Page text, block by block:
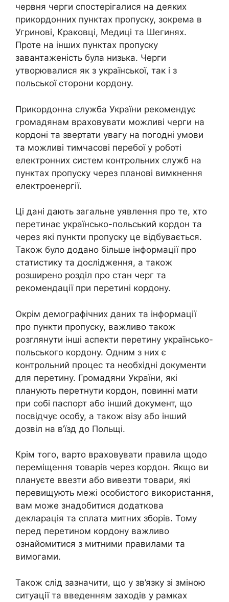
червня черги спостерігалися на деяких
прикордонних пунктах пропуску, зокрема в
Угринові, Краковці, Медиці та Шегинях.
Проте на інших пунктах пропуску
завантаженість була низька. Черги
утворювалися як з української, так і з
польської сторони кордону.
Прикордонна служба України рекомендує
громадянам враховувати можливі черги на
кордоні та звертати увагу на погодні умови
та можливі тимчасові перебої у роботі
електронних систем контрольних служб на
пунктах пропуску через планові вимкнення
електроенергії.
Ці дані дають загальне уявлення про те, хто
перетинає українсько-польський кордон та
через які пункти пропуску це відбувається.
Також було додано більше інформації про
статистику та дослідження, а також
розширено розділ про стан черг та
рекомендації при перетині кордону.
Окрім демографічних даних та інформації
про пункти пропуску, важливо також
розглянути інші аспекти перетину українсько-
польського кордону. Одним з них є
контрольний процес та необхідні документи
для перетину. Громадяни України, які
планують перетнути кордон, повинні мати
при собі паспорт або інший документ, що
посвідчує особу, а також візу або інший
дозвіл на в’їзд до Польщі.
Крім того, варто враховувати правила щодо
переміщення товарів через кордон. Якщо ви
плануєте ввезти або вивезти товари, які
перевищують межі особистого використання,
вам може знадобитися додаткова
декларація та сплата митних зборів. Тому
перед перетином кордону важливо
ознайомитися з митними правилами та
вимогами.
Також слід зазначити, що у зв’язку зі зміною
ситуації та введенням заходів у рамках